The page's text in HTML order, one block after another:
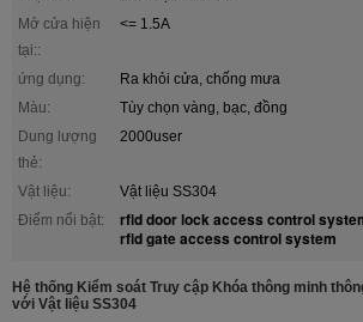
Mở cửa hiện
tại::
<= 1.5A
ứng dụng:
Ra khỏi cửa, chống mưa
Màu:
Tùy chọn vàng, bạc, đồng
Dung lượng
thẻ:
2000user
Vật liệu:
Vật liệu SS304
Điểm nổi bật:
rfid door lock access control
rfid gate access control system
Hệ thống Kiểm soát Truy cập Khóa thông minh
với Vật liệu SS304